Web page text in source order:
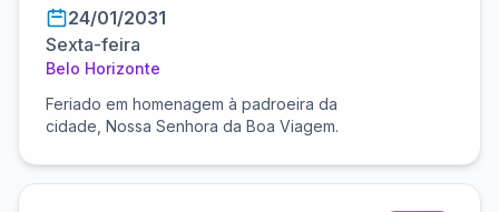
24/01/2031
Sexta-feira
Belo Horizonte
Feriado em homenagem à padroeira da
cidade, Nossa Senhora da Boa Viagem.